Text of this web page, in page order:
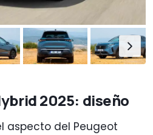
2025: diseño
aspecto del Peugeot